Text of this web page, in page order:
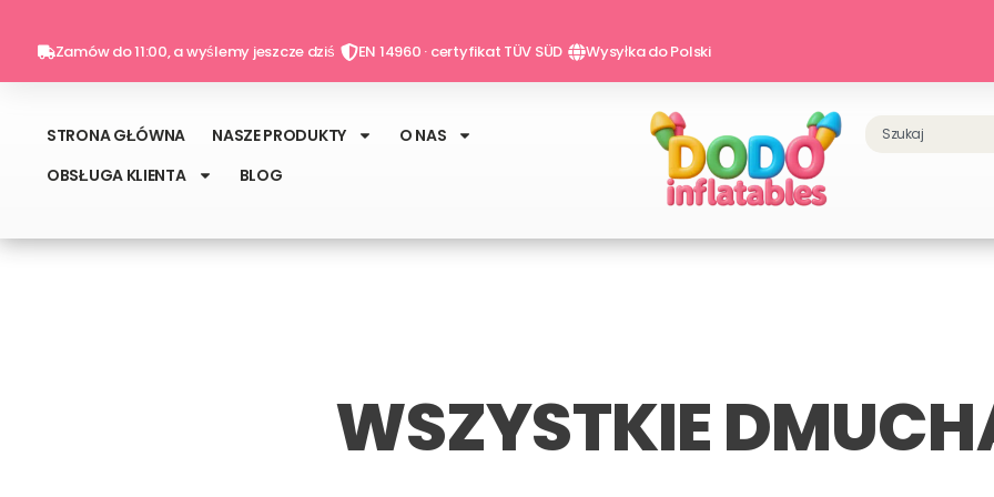
treści Zamów do 11:00, a wyślemy jeszcze dziś EN 14960 · certyfikat TÜV SÜD Wysyłka do Polski
STRONA GŁÓWNA NASZE PRODUKTY
O NAS
OBSŁUGA KLIENTA
BLOG
Szukaj
WSZYSTKIE